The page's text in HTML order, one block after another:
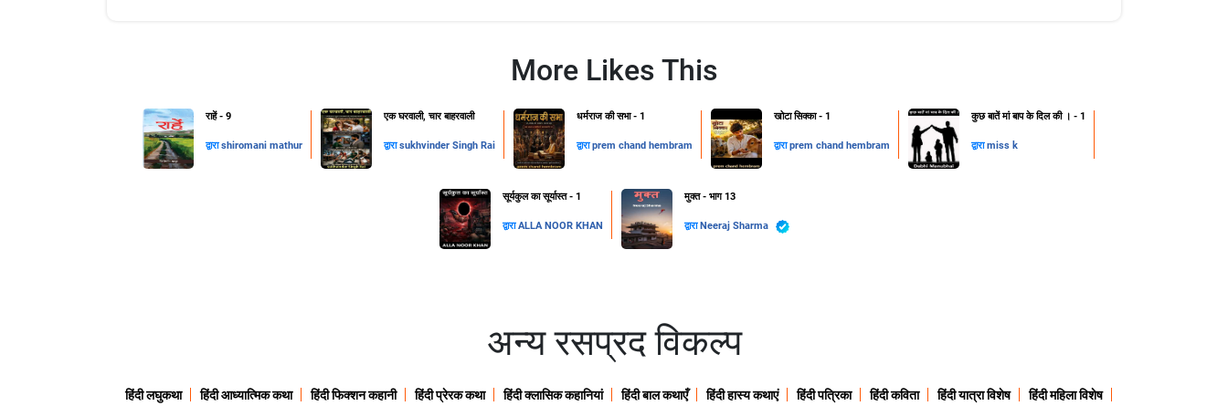
More Likes This
राहें - 9
द्वाराshiromani mathur
एक घरवाली, चार बाहरवाली
द्वाराsukhvinder Singh Rai
धर्मराज की सभा - 1
द्वाराprem chand hembram
खोटा सिक्का - 1
द्वाराprem chand hembram
कुछ बातें मां बाप के दिल की । - 1
द्वाराmiss k
सूर्यकुल का सूर्यास्त - 1
द्वाराALLA NOOR KHAN
मुक्त - भाग 13
द्वारा Neeraj Sharma
अन्य रसप्रद विकल्प
हिंदी लघुकथा हिंदी आध्यात्मिक कथा हिंदी फिक्शन कहानी हिंदी प्रेरक कथा हिंदी क्लासिक कहानियां हिंदी बाल कथाएँ हिंदी हास्य कथाएं हिंदी पत्रिका हिंदी कविता हिंदी यात्रा विशेष
हिंदी महिला विशेष